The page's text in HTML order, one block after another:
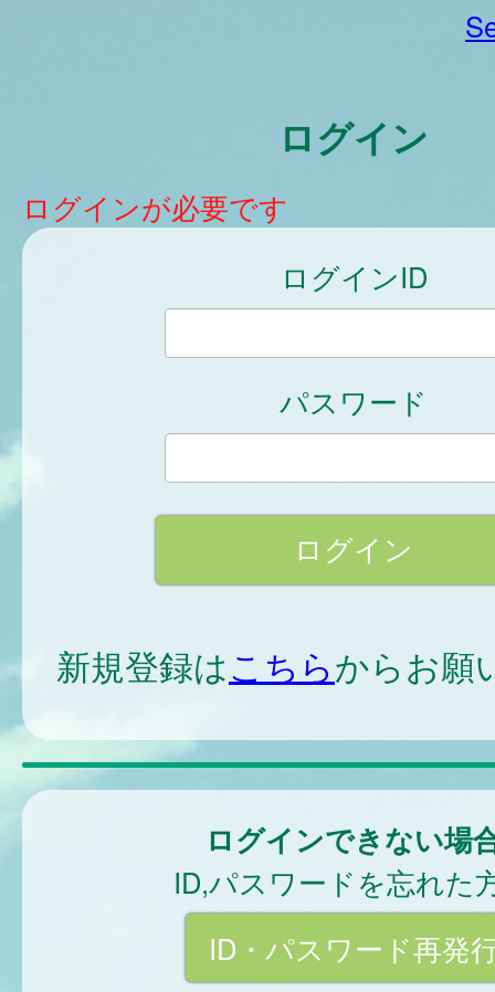
ログイン
ログインが必要です
ログインID
パスワード
新規登録はこちらからお願
ログインできない場
ID,パスワードを忘れた
ID・パスワード再発